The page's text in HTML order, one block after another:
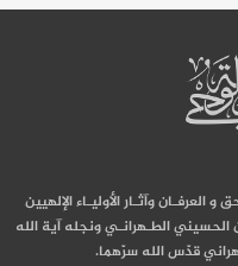
العرفـان وآثـار الأوليـاء الإلهيين
الطـهرانـي ونجله آية الله
قدّس الله سرّهما.